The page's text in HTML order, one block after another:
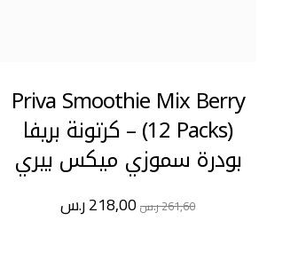
Priva Smoothie Mix Berry
(12 Packs) – كرتونة بريفا
بودرة سموزي ميكس بيري
261,60ر.س 218,00ر.س